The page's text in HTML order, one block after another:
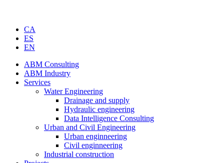
CA
ES
EN
ABM Consulting
ABM Industry
Services
Water Engineering
Drainage and supply
Hydraulic engineering
Data Intelligence Consulting
Urban and Civil Engineering
Urban enginneering
Civil enginneering
Industrial construction